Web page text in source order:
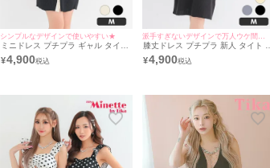
シンプルなデザインで使いやすい★
ミニドレス プチプラ ギャル タイト
ニット セクシー ノースリーブ 低身
長 黒 キャバドレス (きぃぃりぷ着
¥4,900
膝丈ドレス プチプラ 新人 タイト ワ
ンピース ニット ラウンジ 半袖 胸元
隠し 同伴 黒 キャバドレス (あん着
¥4,900